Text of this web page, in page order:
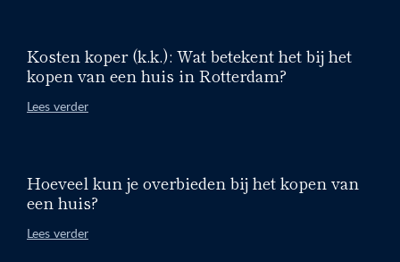
Kosten koper (k.k.): Wat betekent het bij het
kopen van een huis in Rotterdam?
Lees verder
Hoeveel kun je overbieden bij het kopen van
een huis?
Lees verder